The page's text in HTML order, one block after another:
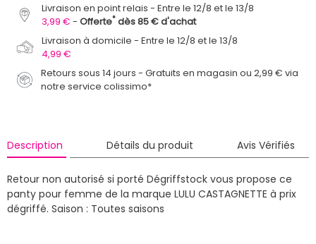
Livraison en point relais
Entre le 12/8 et le 13/8
3,99 €
Offerte* dès 85 € d'achat
Livraison à domicile
Entre le 12/8 et le 13/8
4,99 €
Retours sous 14 jours - Gratuits en magasin ou 2,99 € via
notre service colissimo*
Description Détails du produit Avis Vérifiés
Retour non autorisé si porté Dégriffstock vous propose ce
panty pour femme de la marque LULU CASTAGNETTE à prix
dégriffé. Saison : Toutes saisons